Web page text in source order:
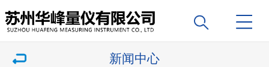
新闻中心